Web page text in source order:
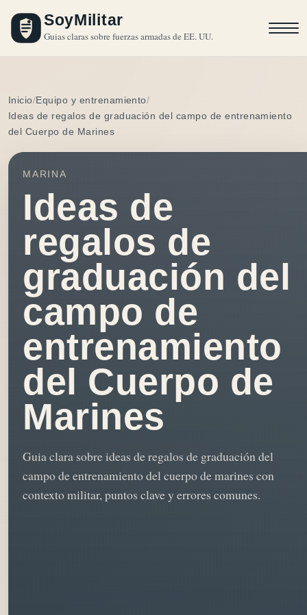
SoyMilitar
Guias claras sobre fuerzas armadas de EE. UU.
Inicio Equipo y entrenamiento
Ideas de regalos de graduación del campo de entrenamiento
del Cuerpo de Marines
MARINA
Ideas de
regalos de
graduación del
campo de
entrenamiento
del Cuerpo de
Marines
Guia clara sobre ideas de regalos de graduación del
campo de entrenamiento del cuerpo de marines con
contexto militar, puntos clave y errores comunes.